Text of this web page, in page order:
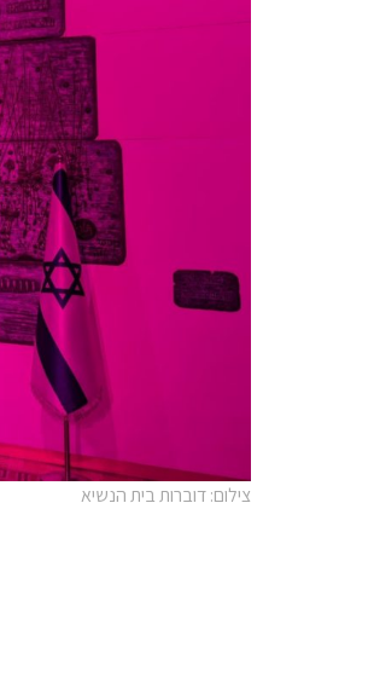
צילום: דוברות בית הנשיא